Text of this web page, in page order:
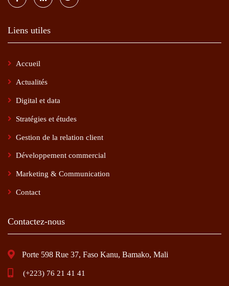
Liens utiles
Accueil
Actualités
Digital et data
Stratégies et études
Gestion de la relation client
Développement commercial
Marketing & Communication
Contact
Contactez-nous
Porte 598 Rue 37, Faso Kanu, Bamako, Mali
(+223) 76 21 41 41